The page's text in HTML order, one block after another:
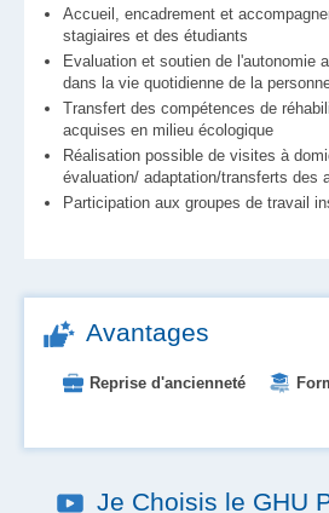
Accueil, encadrement et
stagiaires et des étudiants
Evaluation et soutien de l'autonomie
dans la vie quotidienne de la
Transfert des compétences de
acquises en milieu écologique
Réalisation possible de visites à
évaluation/ adaptation/transferts des
Participation aux groupes de travail
Avantages
Reprise d'ancienneté
Place en crèche
Primes
Je Choisis le GHU